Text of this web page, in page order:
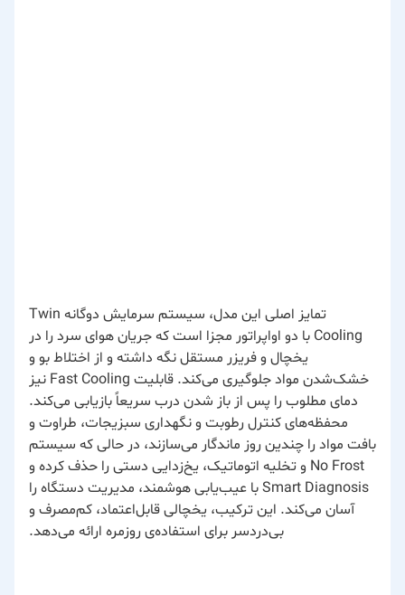
تمایز اصلی این مدل، سیستم سرمایش دوگانه Twin
Cooling با دو اواپراتور مجزا است که جریان هوای سرد را در
یخچال و فریزر مستقل نگه داشته و از اختلاط بو و
خشک‌شدن مواد جلوگیری می‌کند. قابلیت Fast Cooling نیز
دمای مطلوب را پس از باز شدن درب سریعاً بازیابی می‌کند.
محفظه‌های کنترل رطوبت و نگهداری سبزیجات، طراوت و
بافت مواد را چندین روز ماندگار می‌سازند، در حالی که سیستم
No Frost و تخلیه اتوماتیک، یخ‌زدایی دستی را حذف کرده و
Smart Diagnosis با عیب‌یابی هوشمند، مدیریت دستگاه را
آسان می‌کند. این ترکیب، یخچالی قابل‌اعتماد، کم‌مصرف و
بی‌دردسر برای استفاده‌ی روزمره ارائه می‌دهد.